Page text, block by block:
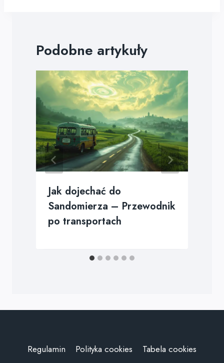
Podobne artykuły
Jak dojechać do
Sandomierza – Przewodnik
po transportach
Regulamin Polityka cookies
Tabela cookies